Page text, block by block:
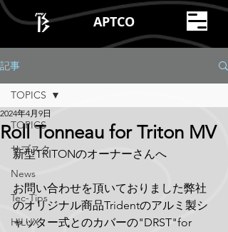
APTCO
記事
TOPICS
サブスク
News
Tec-Tips
HILUX
TOPICS
Roll Tonneau for Triton MV
2024年4月9日
新型TRITONのオーナーさんへ
お問い合わせを頂いておりました弊社
のオリジナル商品Tridentのアルミ製シ
ャッター式とのカバーの"DRST"for